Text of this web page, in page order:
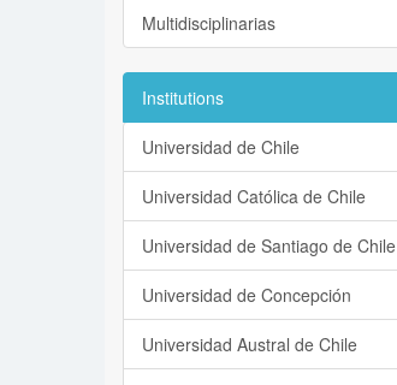
Multidisciplinarias
Institutions
Universidad de Chile
Universidad Católica de Chile
Universidad de Santiago de Chile
Universidad de Concepción
Universidad Austral de Chile